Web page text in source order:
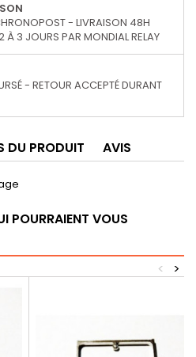
- LIVRAISON 48H
À 3 JOURS PAR MONDIAL RELAY
- RETOUR ACCEPTÉ DURANT
DU PRODUIT AVIS
POURRAIENT VOUS
>
<